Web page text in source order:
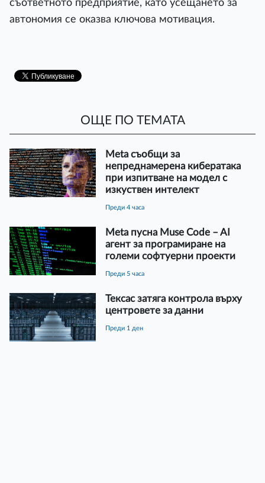
съответното предприятие, като усещането за
автономия се оказва ключова мотивация.
ОЩЕ ПО ТЕМАТА
Meta съобщи за
непреднамерена кибератака
при изпитване на модел с
изкуствен интелект
преди 4 часа
Meta пусна Muse Code – AI
агент за програмиране на
големи софтуерни проекти
преди 5 часа
Тексас затяга контрола върху
центровете за данни
преди 1 ден